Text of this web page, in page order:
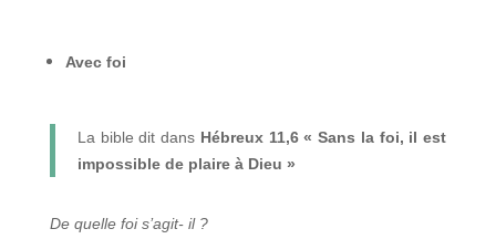
Avec foi
La bible dit dans Hébreux 11,6 « Sans la foi, il est
impossible de plaire à Dieu »
De quelle foi s’agit- il ?